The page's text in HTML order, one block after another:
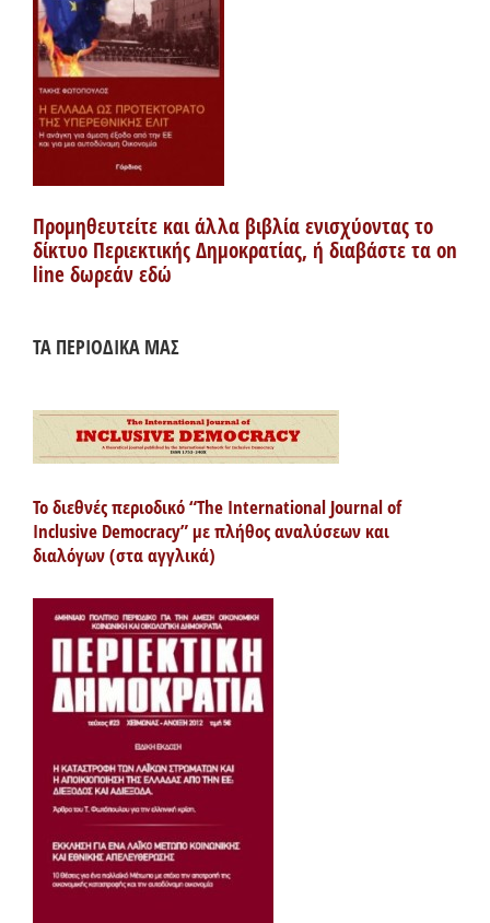
Προμηθευτείτε και άλλα βιβλία ενισχύοντας το
δίκτυο Περιεκτικής Δημοκρατίας, ή διαβάστε τα on
line δωρεάν εδώ
ΤΑ ΠΕΡΙΟΔΙΚΑ ΜΑΣ
Το διεθνές περιοδικό “The International Journal of
Inclusive Democracy” με πλήθος αναλύσεων και
διαλόγων (στα αγγλικά)